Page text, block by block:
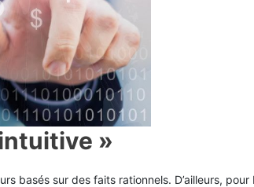
»
basés sur des faits rationnels. D’ailleurs,